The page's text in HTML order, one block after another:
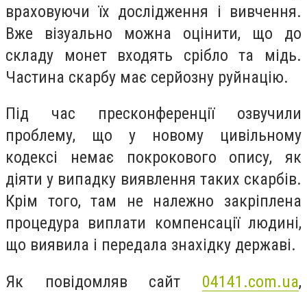
враховуючи їх дослідження і вивчення.
Вже візуально можна оцінити, що до
складу монет входять срібло та мідь.
Частина скарбу має серйозну руйнацію.
Під час пресконференції озвучили
проблему, що у новому цивільному
кодексі немає покрокового опису, як
діяти у випадку виявлення таких скарбів.
Крім того, там не належно закріплена
процедура виплати компенсації людині,
що виявила і передала знахідку державі.
Як повідомляв сайт 04141.com.ua,